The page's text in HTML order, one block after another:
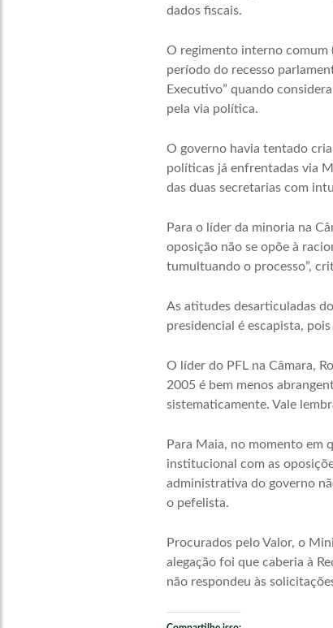
dados fiscais.
O regimento interno comum
período do recesso
Executivo” quando
pela via política.
O governo havia tentado
políticas já enfrentadas via
das duas secretarias com
Para o líder da minoria na
oposição não se opõe à
tumultuando o processo”,
As atitudes desarticuladas
presidencial é escapista,
O líder do PFL na Câmara,
2005 é bem menos
sistematicamente. Vale
Para Maia, no momento em
institucional com as
administrativa do governo
o pefelista.
Procurados pelo Valor, o
alegação foi que caberia à
não respondeu às